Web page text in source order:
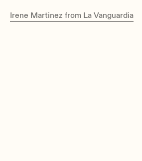
Irene Martinez from La Vanguardia